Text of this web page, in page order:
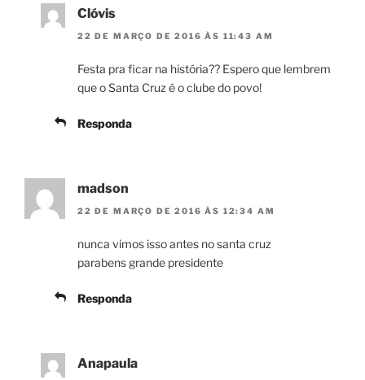
Clóvis
22 DE MARÇO DE 2016 ÀS 11:43 AM
Festa pra ficar na história?? Espero que lembrem
que o Santa Cruz é o clube do povo!
Responda
madson
22 DE MARÇO DE 2016 ÀS 12:34 AM
nunca vimos isso antes no santa cruz
parabens grande presidente
Responda
Anapaula